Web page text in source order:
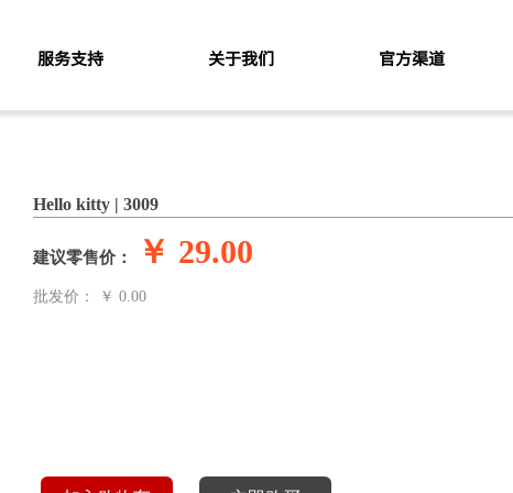
Hello kitty | 3009
建议零售价： ￥ 29.00
批发价： ￥ 0.00
服务支持 关于我们 官方渠道